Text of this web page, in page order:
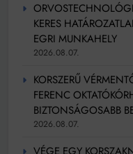
KERES
EGRI MUNKAHELY
2026.08.07.
KORSZERŰ
FERENC
BIZTONSÁGOSABB
2026.08.07.